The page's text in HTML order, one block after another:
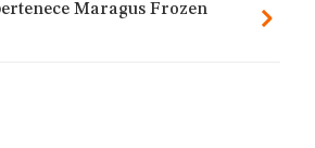
Maragus Frozen